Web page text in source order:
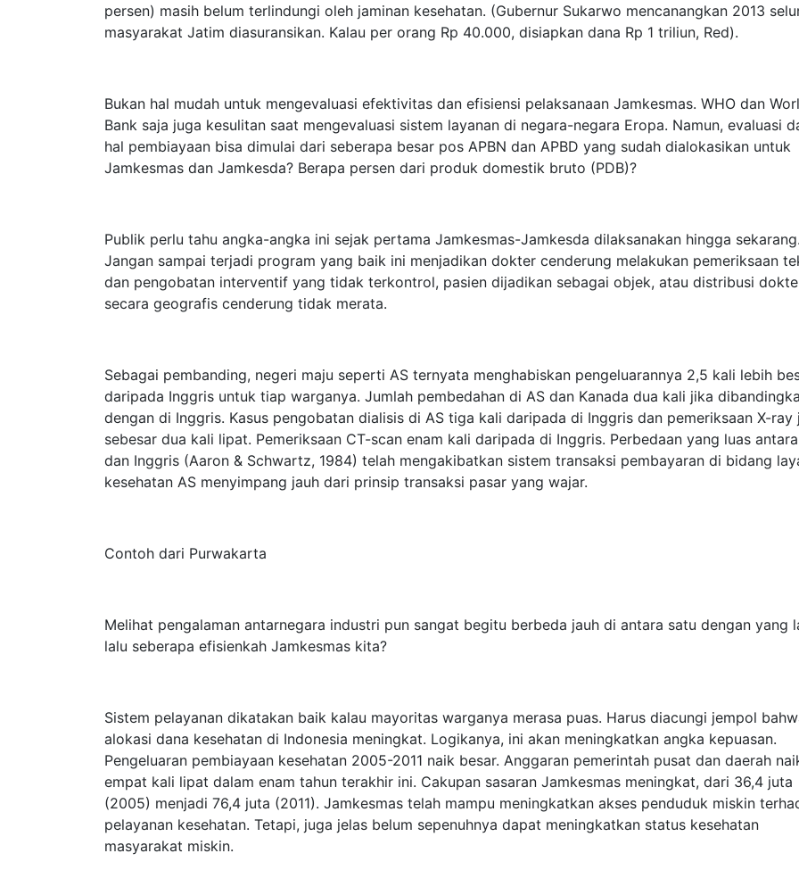
persen) masih belum terlindungi oleh jaminan kesehatan. (Gubernur Sukarwo mencanangkan 2013
masyarakat Jatim diasuransikan. Kalau per orang Rp 40.000, disiapkan dana Rp 1 triliun, Red).
Bukan hal mudah untuk mengevaluasi efektivitas dan efisiensi pelaksanaan Jamkesmas. WHO dan
Bank saja juga kesulitan saat mengevaluasi sistem layanan di negara-negara Eropa. Namun, evaluasi
hal pembiayaan bisa dimulai dari seberapa besar pos APBN dan APBD yang sudah dialokasikan untuk
Jamkesmas dan Jamkesda? Berapa persen dari produk domestik bruto (PDB)?
Publik perlu tahu angka-angka ini sejak pertama Jamkesmas-Jamkesda dilaksanakan hingga sekarang.
Jangan sampai terjadi program yang baik ini menjadikan dokter cenderung melakukan pemeriksaan
dan pengobatan interventif yang tidak terkontrol, pasien dijadikan sebagai objek, atau distribusi
secara geografis cenderung tidak merata.
Sebagai pembanding, negeri maju seperti AS ternyata menghabiskan pengeluarannya 2,5 kali lebih
daripada Inggris untuk tiap warganya. Jumlah pembedahan di AS dan Kanada dua kali jika
dengan di Inggris. Kasus pengobatan dialisis di AS tiga kali daripada di Inggris dan pemeriksaan X-ray
sebesar dua kali lipat. Pemeriksaan CT-scan enam kali daripada di Inggris. Perbedaan yang luas
dan Inggris (Aaron & Schwartz, 1984) telah mengakibatkan sistem transaksi pembayaran di bidang
kesehatan AS menyimpang jauh dari prinsip transaksi pasar yang wajar.
Contoh dari Purwakarta
Melihat pengalaman antarnegara industri pun sangat begitu berbeda jauh di antara satu dengan yang
lalu seberapa efisienkah Jamkesmas kita?
Sistem pelayanan dikatakan baik kalau mayoritas warganya merasa puas. Harus diacungi jempol
alokasi dana kesehatan di Indonesia meningkat. Logikanya, ini akan meningkatkan angka kepuasan.
Pengeluaran pembiayaan kesehatan 2005-2011 naik besar. Anggaran pemerintah pusat dan daerah
empat kali lipat dalam enam tahun terakhir ini. Cakupan sasaran Jamkesmas meningkat, dari 36,4 juta
(2005) menjadi 76,4 juta (2011). Jamkesmas telah mampu meningkatkan akses penduduk miskin
pelayanan kesehatan. Tetapi, juga jelas belum sepenuhnya dapat meningkatkan status kesehatan
masyarakat miskin.